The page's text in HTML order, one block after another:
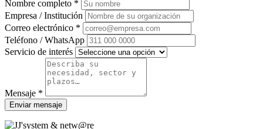
Nombre completo *
Empresa / Institución
Correo electrónico *
Teléfono / WhatsApp
Servicio de interés
Mensaje *
Enviar mensaje